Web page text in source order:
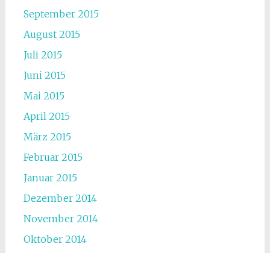
September 2015
August 2015
Juli 2015
Juni 2015
Mai 2015
April 2015
März 2015
Februar 2015
Januar 2015
Dezember 2014
November 2014
Oktober 2014